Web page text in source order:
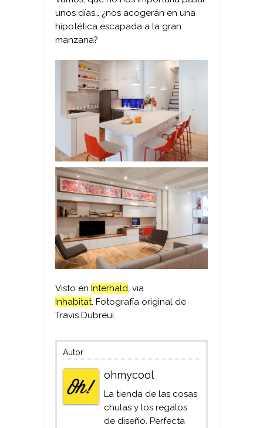
unos días… ¿nos acogerán en una
hipotética escapada a la gran
manzana?
Visto en Interhald, via
Inhabitat. Fotografía original de
Travis Dubreui.
Autor
ohmycool
La tienda de las cosas
chulas y los regalos
de diseño. Perfecta